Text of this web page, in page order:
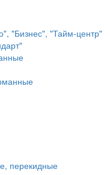
"Бизнес", "Тайм-центр"
перекидные